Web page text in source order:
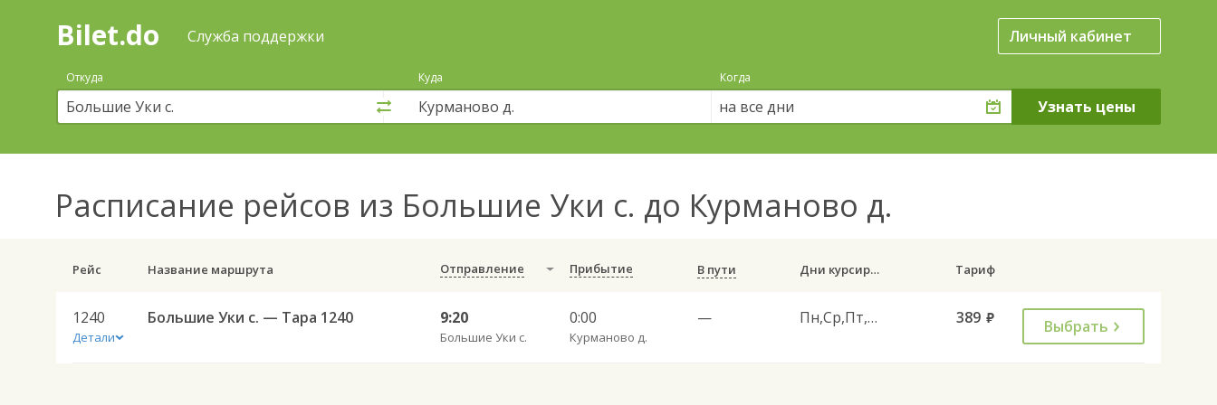
Поиск
покупка
билетов
автобус
онлайн
Bilet.do Служба поддержки Личный кабинет
Откуда Куда Когда
на все дни
Расписание рейсов из Большие Уки с. до Курманово д.
Рейс Название маршрута Отправление Прибытие В пути Дни курсирования Тариф
1240
Детали
Большие Уки с. — Тара 1240 9:20
Большие Уки с.
0:00
Курманово д.
— Пн,Ср,Пт,Вс 389 руб. Выбрать